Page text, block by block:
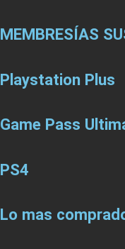
MEMBRESÍAS
Playstation Plus
Game Pass
PS4
Lo mas